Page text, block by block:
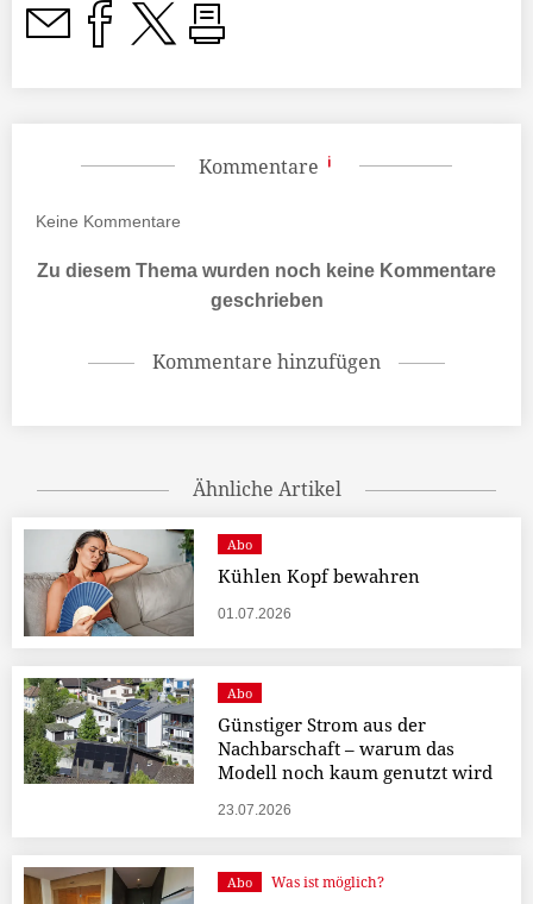
Kommentare
Keine Kommentare
Zu diesem Thema wurden noch keine Kommentare
geschrieben
Kommentare hinzufügen
Ähnliche Artikel
Abo
Kühlen Kopf bewahren
01.07.2026
Abo
Günstiger Strom aus der
Nachbarschaft – warum das
Modell noch kaum genutzt wird
23.07.2026
Abo Was ist möglich?